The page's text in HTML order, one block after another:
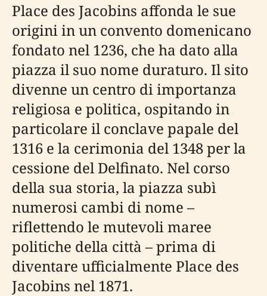
Place des Jacobins affonda le sue
origini in un convento domenicano
fondato nel 1236, che ha dato alla
piazza il suo nome duraturo. Il sito
divenne un centro di importanza
religiosa e politica, ospitando in
particolare il conclave papale del
1316 e la cerimonia del 1348 per la
cessione del Delfinato. Nel corso
della sua storia, la piazza subì
numerosi cambi di nome –
riflettendo le mutevoli maree
politiche della città – prima di
diventare ufficialmente Place des
Jacobins nel 1871.